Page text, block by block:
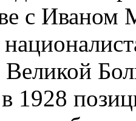
с Иваном
в 1928